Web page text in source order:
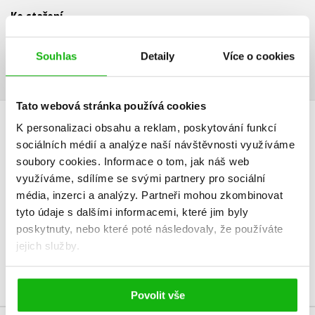
Souhlas Detaily Více o cookies
Tato webová stránka používá cookies
K personalizaci obsahu a reklam, poskytování funkcí
sociálních médií a analýze naší návštěvnosti využíváme
soubory cookies. Informace o tom, jak náš web
využíváme, sdílíme se svými partnery pro sociální
média, inzerci a analýzy. Partneři mohou zkombinovat
tyto údaje s dalšími informacemi, které jim byly
poskytnuty, nebo které poté následovaly, že používáte
jejich služby.
Povolit vše
Ke stažení
Ukázka.pdf
HODNOCENÍ ČTENÁŘŮ
V současné době nejsou vytvořena žádná uživatelská hodnocení.
Vaše hodnocení
Uživatelskou recenzi mohou vkládat pouze registrovaní uživatelé
Přihlásit